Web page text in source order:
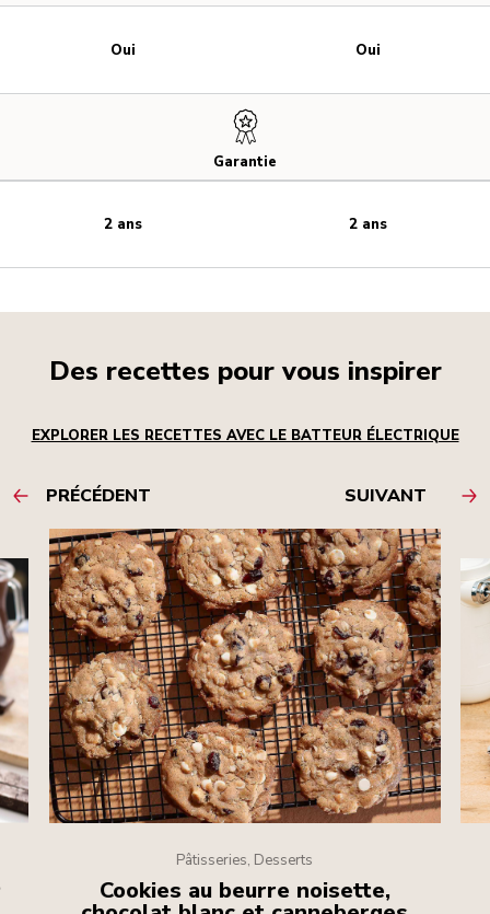
Garantie
Oui
2 ans
Oui
2 ans
Des recettes pour vous inspirer
EXPLORER LES RECETTES AVEC LE BATTEUR ÉLECTRIQUE
PRÉCÉDENT SUIVANT
Pâtisseries, Desserts
Cookies au beurre noisette,